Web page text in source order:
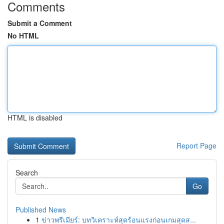
Comments
Submit a Comment
No HTML
HTML is disabled
Report Page
Search
Go
Published News
1 ข่าวพรีเมียร์: บทวิเคราะห์สุดร้อนแรงก่อนเกมสุดส...